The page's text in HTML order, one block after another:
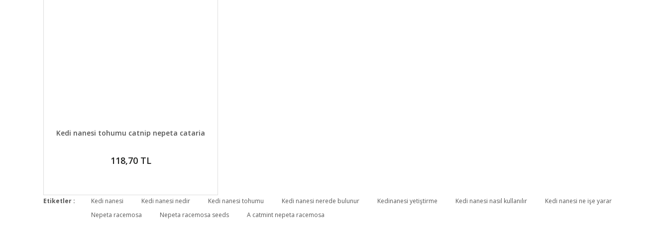
DETAYLAR SEPETE EKLE
Kedi nanesi tohumu catnip nepeta cataria
118,70 TL
Etiketler : Kedi nanesi Kedi nanesi nedir Kedi nanesi tohumu Kedi nanesi nerede bulunur Kedinanesi yetiştirme Kedi nanesi nasıl kullanılır
Kedi nanesi ne işe yarar
Nepeta racemosa
Nepeta racemosa seeds A catmint nepeta racemosa